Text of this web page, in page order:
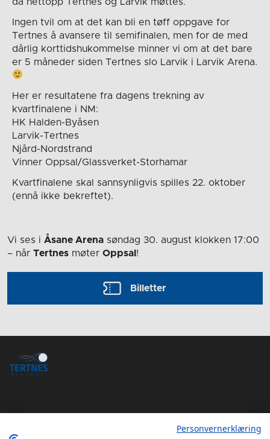
Ingen tvil om at det kan bli en tøff oppgave for
Tertnes å avansere til semifinalen, men for de med
dårlig korttidshukommelse minner vi om at det bare
er 5 måneder siden Tertnes slo Larvik i Larvik Arena.
Her er resultatene fra dagens trekning av
kvartfinalene i NM:
HK Halden-Byåsen
Larvik-Tertnes
Njård-Nordstrand
Vinner Oppsal/Glassverket-Storhamar
Kvartfinalene skal sannsynligvis spilles 22. oktober
(ennå ikke bekreftet).
Vi ses i Åsane Arena søndag 30. august klokken 17:00
– når Tertnes møter Oppsal !
Billetter
Personvernerklæring